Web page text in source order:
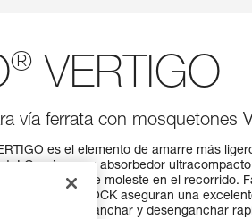
® VERTIGO
vía ferrata con mosquetones
es el elemento de amarre más
Gracias a su absorbedor
sin que nada te moleste en el recorrido.
WIRE-LOCK aseguran una
para enganchar y desenganchar